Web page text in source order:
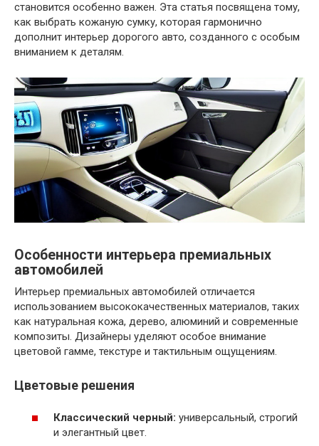
становится особенно важен. Эта статья посвящена тому,
как выбрать кожаную сумку, которая гармонично
дополнит интерьер дорогого авто, созданного с особым
вниманием к деталям.
Особенности интерьера премиальных
автомобилей
Интерьер премиальных автомобилей отличается
использованием высококачественных материалов, таких
как натуральная кожа, дерево, алюминий и современные
композиты. Дизайнеры уделяют особое внимание
цветовой гамме, текстуре и тактильным ощущениям.
Цветовые решения
Классический черный: универсальный, строгий
и элегантный цвет.